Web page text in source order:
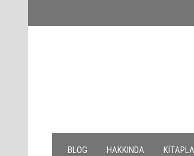
BLOG HAKKINDA